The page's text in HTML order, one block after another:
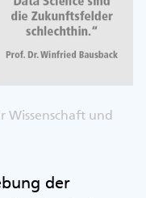
Wissenschaft und
der